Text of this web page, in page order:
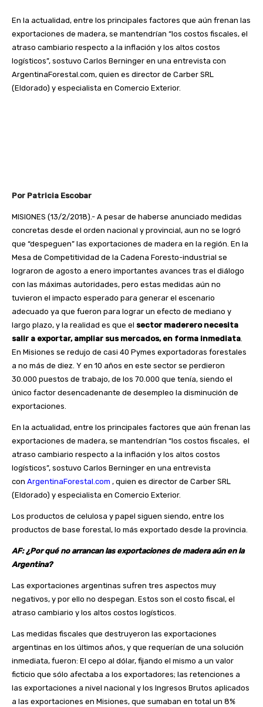
En la actualidad, entre los principales factores que aún frenan las
exportaciones de madera, se mantendrían “los costos fiscales, el
atraso cambiario respecto a la inflación y los altos costos
logísticos”, sostuvo Carlos Berninger en una entrevista con
ArgentinaForestal.com, quien es director de Carber SRL
(Eldorado) y especialista en Comercio Exterior.
Por Patricia Escobar
MISIONES (13/2/2018).- A pesar de haberse anunciado medidas
concretas desde el orden nacional y provincial, aun no se logró
que “despeguen” las exportaciones de madera en la región. En la
Mesa de Competitividad de la Cadena Foresto-industrial se
lograron de agosto a enero importantes avances tras el diálogo
con las máximas autoridades, pero estas medidas aún no
tuvieron el impacto esperado para generar el escenario
adecuado ya que fueron para lograr un efecto de mediano y
largo plazo, y la realidad es que el sector maderero necesita
salir a exportar, ampliar sus mercados, en forma inmediata
En Misiones se redujo de casi 40 Pymes exportadoras forestales
a no más de diez. Y en 10 años en este sector se perdieron
30.000 puestos de trabajo, de los 70.000 que tenía, siendo el
único factor desencadenante de desempleo la disminución de
exportaciones.
En la actualidad, entre los principales factores que aún frenan las
exportaciones de madera, se mantendrían “los costos fiscales, el
atraso cambiario respecto a la inflación y los altos costos
logísticos”, sostuvo Carlos Berninger en una entrevista
con ArgentinaForestal.com , quien es director de Carber SRL
(Eldorado) y especialista en Comercio Exterior.
Los productos de celulosa y papel siguen siendo, entre los
productos de base forestal, lo más exportado desde la provincia.
AF: ¿Por qué no arrancan las exportaciones de madera aún en la
Argentina?
Las exportaciones argentinas sufren tres aspectos muy
negativos, y por ello no despegan. Estos son el costo fiscal, el
atraso cambiario y los altos costos logísticos.
Las medidas fiscales que destruyeron las exportaciones
argentinas en los últimos años, y que requerían de una solución
inmediata, fueron: El cepo al dólar, fijando el mismo a un valor
ficticio que sólo afectaba a los exportadores; las retenciones a
las exportaciones a nivel nacional y los Ingresos Brutos aplicados
a las exportaciones en Misiones, que sumaban en total un 8%